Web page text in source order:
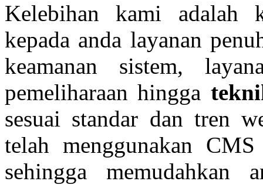
Kelebihan kami adalah
kepada anda layanan
keamanan sistem,
pemeliharaan hingga
sesuai standar dan tren
telah menggunakan
sehingga memudahkan